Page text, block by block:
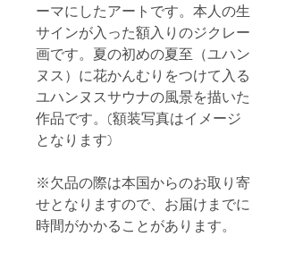
ーマにしたアートです。本人の生
サインが入った額入りのジクレー
画です。夏の初めの夏至（ユハン
ヌス）に花かんむりをつけて入る
ユハンヌスサウナの風景を描いた
作品です。(額装写真はイメージ
となります)
※欠品の際は本国からのお取り寄
せとなりますので、お届けまでに
時間がかかることがあります。